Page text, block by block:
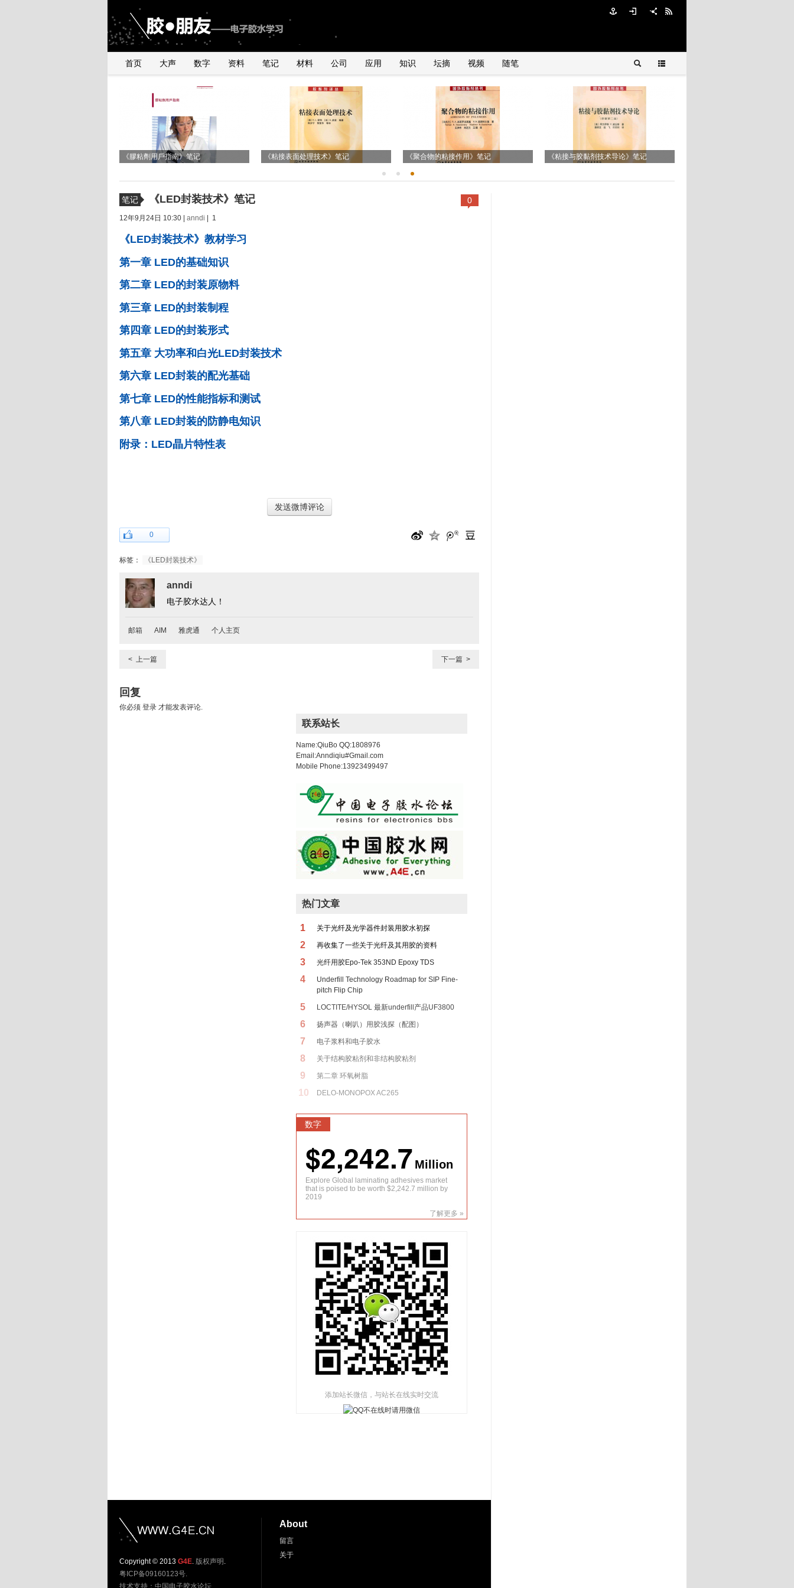
首页 大声 数字 资料 笔记 材料 公司 应用 知识 坛摘 视频 随笔
与UNDERFILL世界级高手交流有感
由2011年全球手机销量数据臆测
UNDERFILL的用量
关于POP封装用underfill胶水初探 Reworkability of Underfill Materials
《2010年银粉与浆料产品行业研讨会》
有感
国内外导电银粉、银浆、导电胶市场状
况
关于导电胶在石英谐振器、LED及IC领
域的应用
DELO-MONOPOX AC265
《膠粘劑用戶指南》笔记 《粘接表面处理技术》笔记 《聚合物的粘接作用》笔记 《粘接与胶黏剂技术导论》笔记
笔记 0
《LED封装技术》笔记
12年9月24日 10:30 | anndi | 1
《LED封装技术》教材学习
第一章 LED的基础知识
第二章 LED的封装原物料
第三章 LED的封装制程
第四章 LED的封装形式
第五章 大功率和白光LED封装技术
第六章 LED封装的配光基础
第七章 LED的性能指标和测试
第八章 LED封装的防静电知识
附录：LED晶片特性表
发送微博评论
0
标签： 《LED封装技术》
anndi
电子胶水达人！
邮箱 AIM 雅虎通 个人主页
< 上一篇 下一篇 >
回复
你必须 登录 才能发表评论.
联系站长
Name:QiuBo QQ:1808976
Email:Anndiqiu#Gmail.com
Mobile Phone:13923499497
热门文章
1 关于光纤及光学器件封装用胶水初探
2 再收集了一些关于光纤及其用胶的资料
3 光纤用胶Epo-Tek 353ND Epoxy TDS
4
Underfill Technology Roadmap for SIP Fine-
pitch Flip Chip
5 LOCTITE/HYSOL 最新underfill产品UF3800
6 扬声器（喇叭）用胶浅探（配图）
7 电子浆料和电子胶水
8 关于结构胶粘剂和非结构胶粘剂
9 第二章 环氧树脂
10 DELO-MONOPOX AC265
数字
$2,242.7 Million
Explore Global laminating adhesives market
that is poised to be worth $2,242.7 million by
2019
了解更多 »
添加站长微信，与站长在线实时交流
Copyright © 2013 G4E. 版权声明 .
粤ICP备09160123号.
技术支持： 中国电子胶水论坛
About
留言
关于